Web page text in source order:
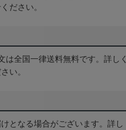
ださい。
は全国一律送料無料です。詳しく
い。
となる場合がございます。詳し